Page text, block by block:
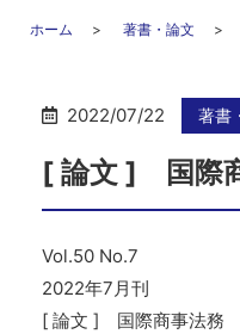
ホーム 著書・論文
2022/07/22 著書
[ 論文 ] 国際
Vol.50 No.7
2022年7月刊
[ 論文 ] 国際商事法務